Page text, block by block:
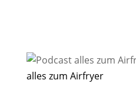
alles zum Airfryer